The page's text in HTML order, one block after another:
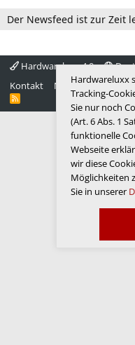
Der Newsfeed ist zur Zeit
Hardwareluxx 4.0
Kontakt
R
Hardwareluxx
Tracking-
Sie nur noch
(Art. 6 Abs. 1
funktionelle
Webseite
wir diese
Möglichkeiten
Sie in unserer